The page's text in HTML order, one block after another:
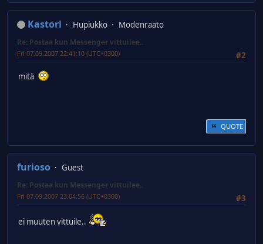
Kastori Hupiukko Modenraato
Re: Postaa kun Messenger vittuilee..
#2
Fri 07.09.2007 22:41:10 (UTC+0300)
mitä
QUOTE
furioso Guest
Re: Postaa kun Messenger vittuilee..
#3
Fri 07.09.2007 23:04:56 (UTC+0300)
ei muuten vittuile..